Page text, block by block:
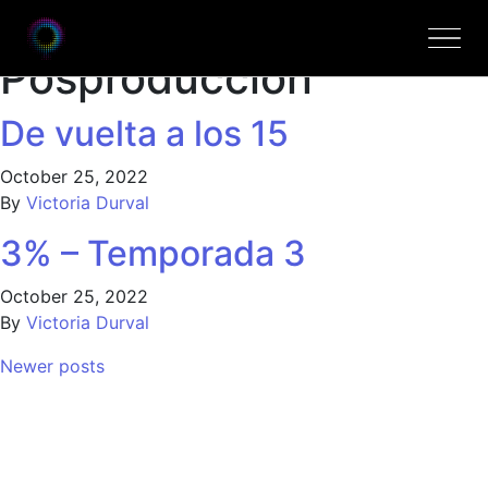
Atividades:
Posproducción
De vuelta a los 15
October 25, 2022
By Victoria Durval
3% – Temporada 3
October 25, 2022
By Victoria Durval
Posts navigation
Newer posts